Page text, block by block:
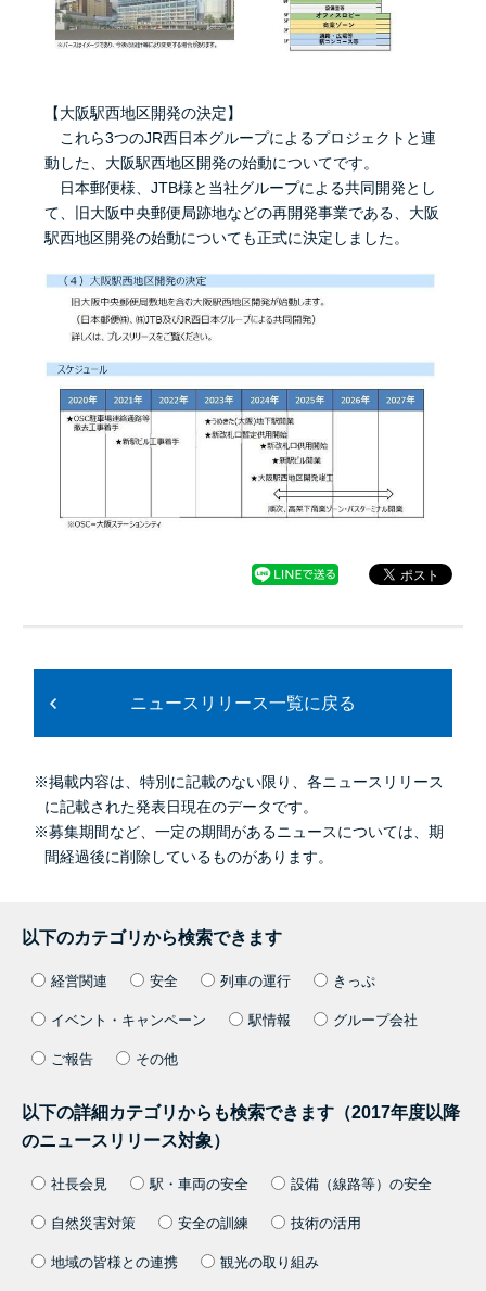
【大阪駅西地区開発の決定】
これら3つのJR西日本グループによるプロジェクトと連
動した、大阪駅西地区開発の始動についてです。
日本郵便様、JTB様と当社グループによる共同開発とし
て、旧大阪中央郵便局跡地などの再開発事業である、大阪
駅西地区開発の始動についても正式に決定しました。
ニュースリリース一覧に戻る
※掲載内容は、特別に記載のない限り、各ニュースリリース
に記載された発表日現在のデータです。
※募集期間など、一定の期間があるニュースについては、期
間経過後に削除しているものがあります。
以下のカテゴリから検索できます
経営関連 安全 列車の運行 きっぷ
イベント・キャンペーン 駅情報 グループ会社
ご報告 その他
以下の詳細カテゴリからも検索できます（2017年度以降
のニュースリリース対象）
社長会見 駅・車両の安全 設備（線路等）の安全
自然災害対策 安全の訓練 技術の活用
地域の皆様との連携 観光の取り組み